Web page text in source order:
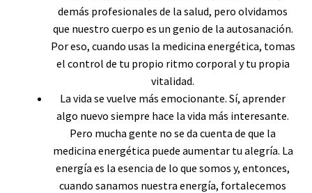
demás profesionales de la salud, pero olvidamos
que nuestro cuerpo es un genio de la autosanación.
Por eso, cuando usas la medicina energética, tomas
el control de tu propio ritmo corporal y tu propia
vitalidad.
La vida se vuelve más emocionante. Sí, aprender
algo nuevo siempre hace la vida más interesante.
Pero mucha gente no se da cuenta de que la
medicina energética puede aumentar tu alegría. La
energía es la esencia de lo que somos y, entonces,
cuando sanamos nuestra energía, fortalecemos